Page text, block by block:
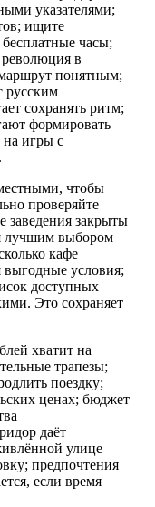
указателями;
ищите
часы;
в
понятным;
русским
сохранять ритм;
формировать
на игры с
чтобы
проверяйте
заведения закрыты
лучшим выбором
кафе
выгодные условия;
доступных
Это сохраняет
хватит на
трапезы;
поездку;
ценах; бюджет
даёт
улице
предпочтения
если время